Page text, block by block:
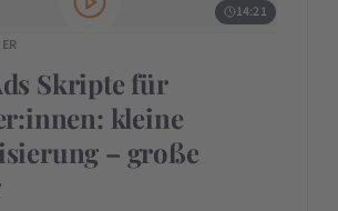
14:21
Skripte für
kleine
– große